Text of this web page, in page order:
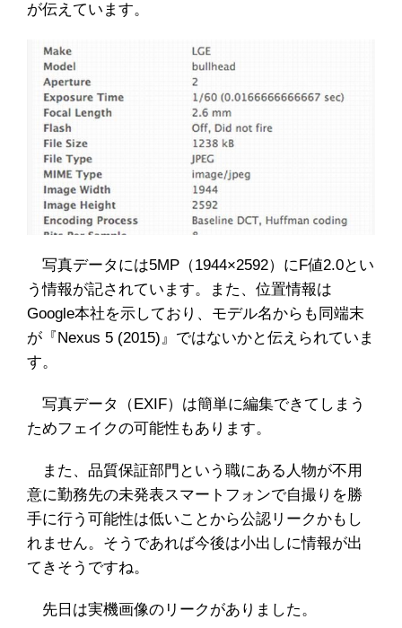
が伝えています。
写真データには5MP（1944×2592）にF値2.0とい
う情報が記されています。また、位置情報は
Google本社を示しており、モデル名からも同端末
が『Nexus 5 (2015)』ではないかと伝えられていま
す。
写真データ（EXIF）は簡単に編集できてしまう
ためフェイクの可能性もあります。
また、品質保証部門という職にある人物が不用
意に勤務先の未発表スマートフォンで自撮りを勝
手に行う可能性は低いことから公認リークかもし
れません。そうであれば今後は小出しに情報が出
てきそうですね。
先日は実機画像のリークがありました。